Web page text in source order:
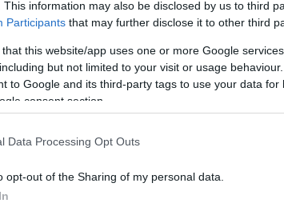
This information may also be disclosed by us to third
Participants that may further disclose it to other third
that this website/app uses one or more Google
but not limited to your visit or usage
to Google and its third-party tags to use your data for
consent section.
Data Processing Opt Outs
opt-out of the Sharing of my personal data.